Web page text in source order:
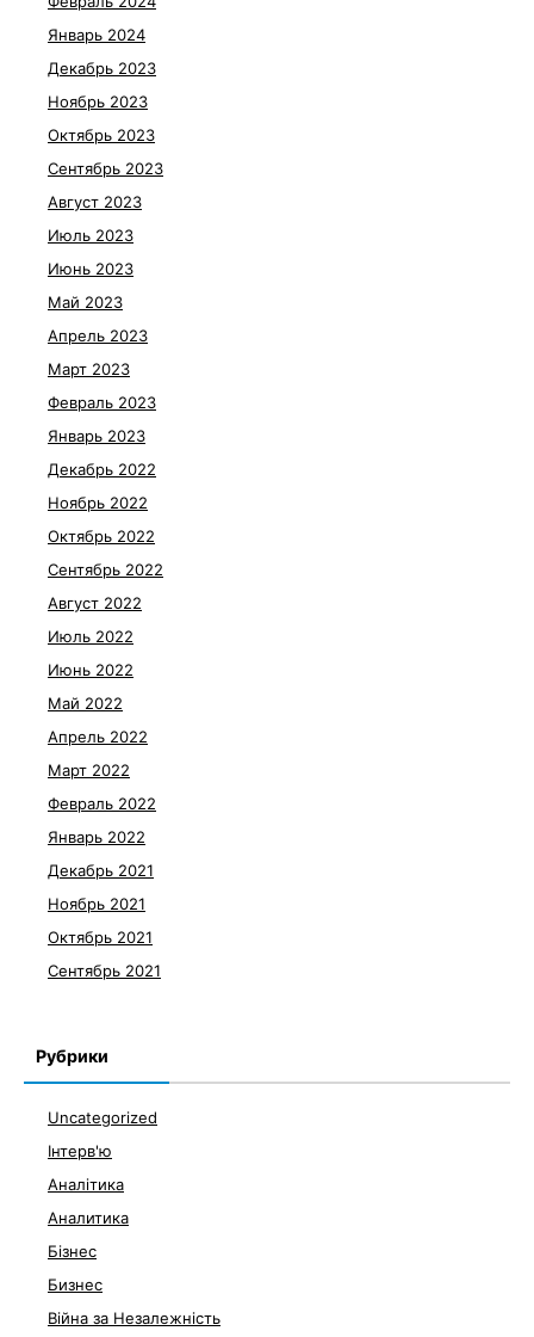
Январь 2024
Декабрь 2023
Ноябрь 2023
Октябрь 2023
Сентябрь 2023
Август 2023
Июль 2023
Июнь 2023
Май 2023
Апрель 2023
Март 2023
Февраль 2023
Январь 2023
Декабрь 2022
Ноябрь 2022
Октябрь 2022
Сентябрь 2022
Август 2022
Июль 2022
Июнь 2022
Май 2022
Апрель 2022
Март 2022
Февраль 2022
Январь 2022
Декабрь 2021
Ноябрь 2021
Октябрь 2021
Сентябрь 2021
Рубрики
Uncategorized
Інтерв'ю
Аналітика
Аналитика
Бізнес
Бизнес
Війна за Незалежність